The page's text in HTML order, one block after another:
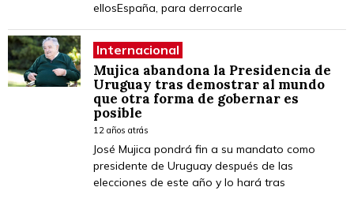
ellosEspaña, para derrocarle
Internacional
Mujica abandona la Presidencia de
Uruguay tras demostrar al mundo
que otra forma de gobernar es
posible
12 años atrás
José Mujica pondrá fin a su mandato como
presidente de Uruguay después de las
elecciones de este año y lo hará tras